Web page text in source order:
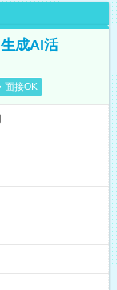
成AI活
面接OK